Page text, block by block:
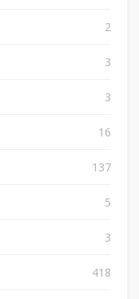
2
3
3
16
137
5
3
418